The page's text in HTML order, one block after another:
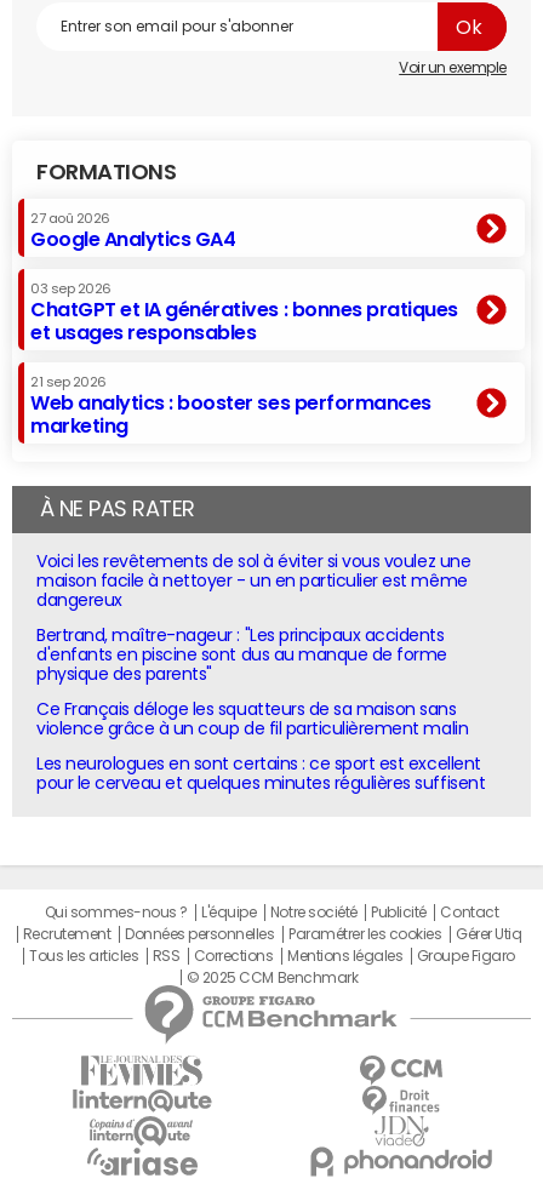
Voir un exemple
FORMATIONS
27 aoû 2026
Google Analytics GA4
03 sep 2026
ChatGPT et IA génératives : bonnes pratiques
et usages responsables
21 sep 2026
Web analytics : booster ses performances
marketing
À NE PAS RATER
Voici les revêtements de sol à éviter si vous voulez une
maison facile à nettoyer - un en particulier est même
dangereux
Bertrand, maître-nageur : "Les principaux accidents
d'enfants en piscine sont dus au manque de forme
physique des parents"
Ce Français déloge les squatteurs de sa maison sans
violence grâce à un coup de fil particulièrement malin
Les neurologues en sont certains : ce sport est excellent
pour le cerveau et quelques minutes régulières suffisent
Qui sommes-nous ? L'équipe Notre société Publicité
Contact
Recrutement
Données personnelles Paramétrer les cookies
Gérer Utiq
Tous les articles
RSS Corrections Mentions légales
Groupe Figaro
© 2025 CCM Benchmark